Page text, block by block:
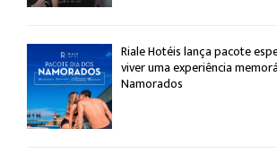
Riale Hotéis lança pacote
viver uma experiência
Namorados